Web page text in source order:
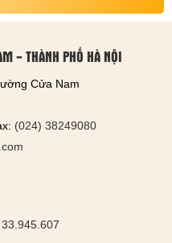
- THÀNH PHỐ HÀ NỘI
Cửa Nam
(024) 38249080